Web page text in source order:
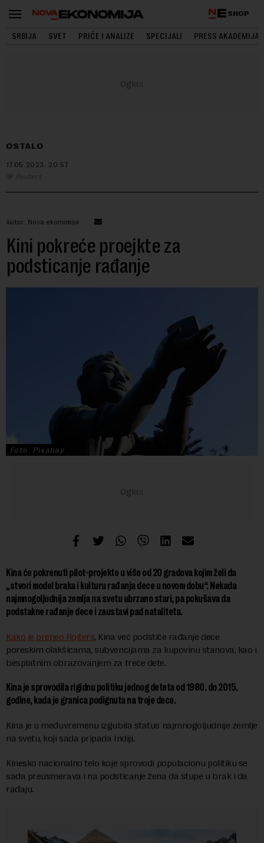
SHOP
SRBIJA SVET PRIČE I ANALIZE SPECIJALI PRESS AKADEMIJA
OSTALO
17.05.2023. 20:57
Reuters
Autor: Nova ekonomija
Kini pokreće proejkte za
podsticanje rađanje
Foto: Pixabay
Kina će pokrenuti pilot-projekte u više od 20 gradova kojim želi da
„stvori model braka i kulturu rađanja dece u novom dobu“. Nekada
najmnogoljudnija zemlja na svetu ubrzano stari, pa pokušava da
podstakne rađanje dece i zaustavi pad nataliteta.
Kako je preneo Rojters, Kina već podstiče rađanje dece
poreskim olakšicama, subvencijama za kupovinu stanova, kao i
besplatnim obrazovanjem za treće dete.
Kina je sprovodila rigidnu politiku jednog deteta od 1980. do 2015.
godine, kada je granica podignuta na troje dece.
Kina je u međuvremenu izgubila status najmnogoljudnije zemlje
na svetu, koji sada pripada Indiji.
Kinesko nacionalno telo koje sprovodi populacionu politiku se
sada preusmerava i na podsticanje žena da stupe u brak i da
rađaju.